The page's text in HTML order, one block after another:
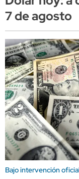
7 de agosto
Bajo intervención